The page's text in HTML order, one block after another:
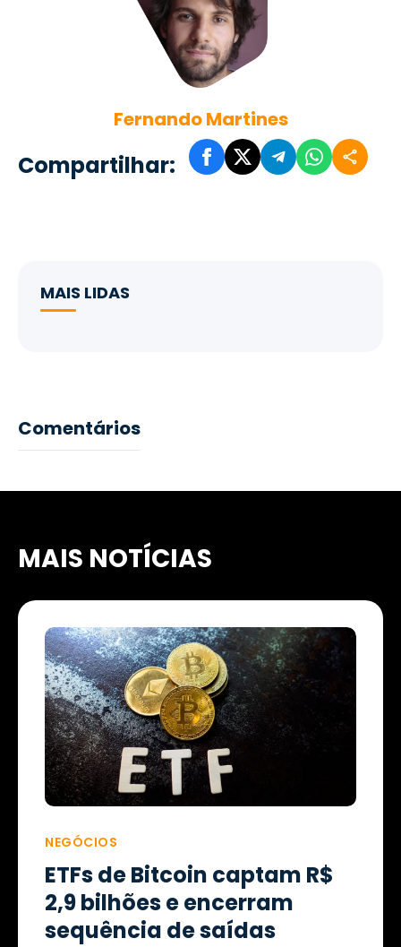
Fernando Martines
Compartilhar:
MAIS LIDAS
Comentários
MAIS NOTÍCIAS
NEGÓCIOS
ETFs de Bitcoin captam R$
2,9 bilhões e encerram
sequência de saídas